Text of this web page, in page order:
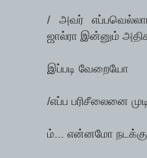
/ அவர்
ஜால்ரா இன்னும்
இப்படி வேறையோ
/எப்ப பரிசீலைனை
ம்... என்னமோ